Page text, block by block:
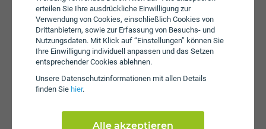
erteilen Sie Ihre ausdrückliche Einwilligung zur
Verwendung von Cookies, einschließlich Cookies von
Drittanbietern, sowie zur Erfassung von Besuchs- und
Nutzungsdaten. Mit Klick auf “Einstellungen” können Sie
Ihre Einwilligung individuell anpassen und das Setzen
entsprechender Cookies ablehnen.
Unsere Daten­schutz­informationen mit allen Details
finden Sie hier.
Alle akzeptieren
Fristen
12 Monaten Bindung erhältlich. Die Kündigungsfrist
beträgt 1 Monat.